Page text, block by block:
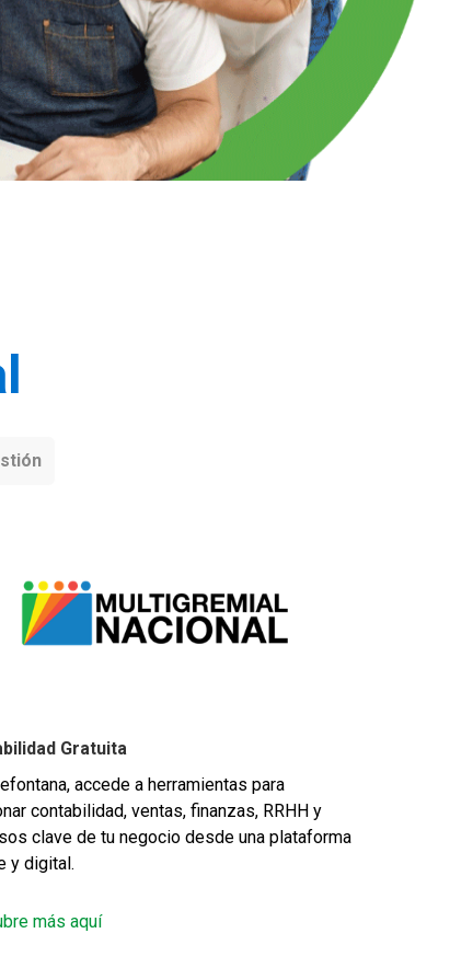
Gratuita
accede a herramientas para
contabilidad, ventas, finanzas, RRHH y
clave de tu negocio desde una plataforma
y digital.
más aquí